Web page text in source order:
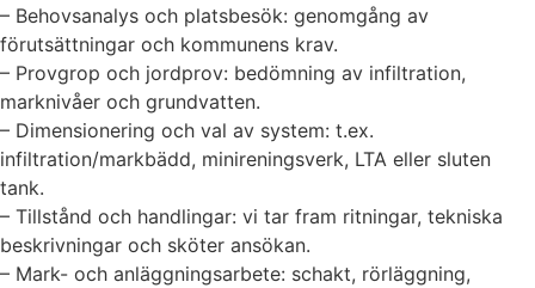
– Behovsanalys och platsbesök: genomgång av
förutsättningar och kommunens krav.
– Provgrop och jordprov: bedömning av infiltration,
marknivåer och grundvatten.
– Dimensionering och val av system: t.ex.
infiltration/markbädd, minireningsverk, LTA eller sluten
tank.
– Tillstånd och handlingar: vi tar fram ritningar, tekniska
beskrivningar och sköter ansökan.
– Mark- och anläggningsarbete: schakt, rörläggning,